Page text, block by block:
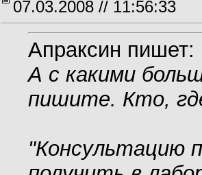
07.03.2008 // 11:56:33
Апраксин пишет:
А с какими
пишите. Кто,
"Консультацию